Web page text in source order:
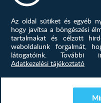
Praktikus,
meg
Az oldal sütiket és egyéb
hogy javítsa a böngészési
tartalmakat és célzott
weboldalunk forgalmát,
látogatóink.
További
Adatkezelési tájékoztató